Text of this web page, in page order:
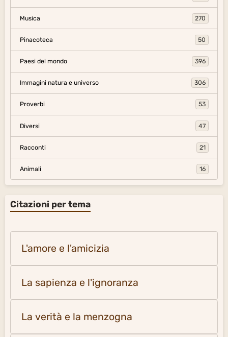
Musica 270
Pinacoteca 50
Paesi del mondo 396
Immagini natura e universo 306
Proverbi 53
Diversi 47
Racconti 21
Animali 16
Citazioni per tema
L'amore e l'amicizia
La sapienza e l'ignoranza
La verità e la menzogna